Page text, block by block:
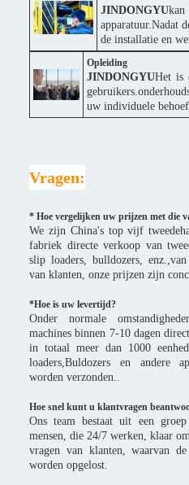
JINDONGYU
apparatuur.Nadat
de installatie en
Opleiding
JINDONGYUHet is
uw individuele
Vragen:
* Hoe vergelijken uw prijzen met die
We zijn China's top vijf
fabriek directe verkoop van
slip loaders, bulldozers,
van klanten, onze prijzen zijn
*Hoe is uw levertijd?
Onder normale
machines binnen 7-10 dagen
in totaal meer dan 1000
loaders,Buldozers en andere
worden verzonden..
Hoe snel kunt u klantvragen
Ons team bestaat uit een
mensen, die 24/7 werken, klaar
vragen van klanten, waarvan
worden opgelost.